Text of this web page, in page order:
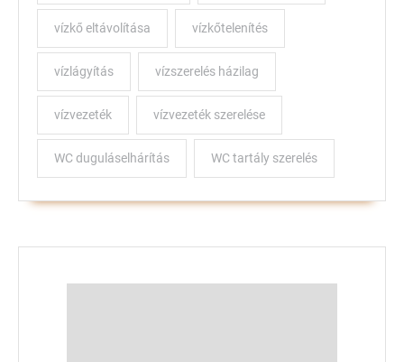
vízkő eltávolítása vízkőtelenítés
vízlágyítás vízszerelés házilag
vízvezeték vízvezeték szerelése
WC duguláselhárítás WC tartály szerelés